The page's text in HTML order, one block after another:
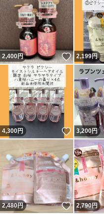
2,400円 いいね！
2,199円
4,300円 いいね！
3,200円
2,480円 いいね！
2,790円